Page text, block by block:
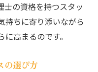
士の資格を持つスタッ
持ちに寄り添いながら
高まるのです。
の選び方